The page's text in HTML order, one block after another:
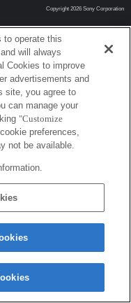
Copyright 2026 Sony Corporation
to operate this
will always
Cookies to improve
advertisements and
site, you agree to
can manage your
"Customize
preferences,
not be available.